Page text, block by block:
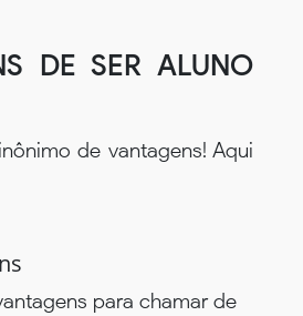
DE SER ALUNO
de vantagens! Aqui
para chamar de